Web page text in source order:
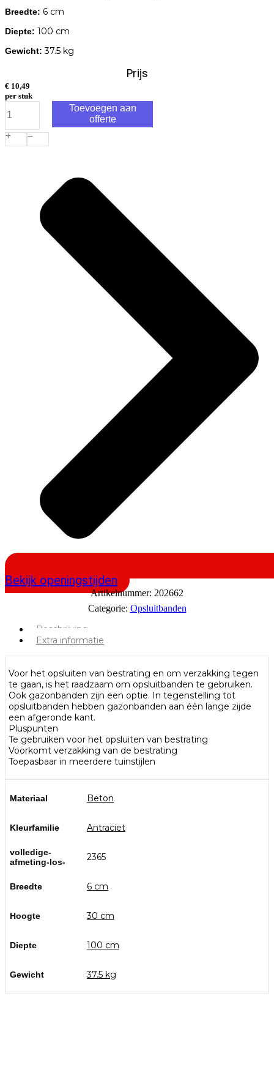
Breedte: 6 cm
Diepte: 100 cm
Gewicht: 37.5 kg
Prijs
€ 10,49
per stuk
6x30x100cm
Antraciet
aantal
Toevoegen aan
offerte
Bekijk openingstijden
Artikelnummer: 202662
Categorie: Opsluitbanden
Beschrijving
Extra informatie
Voor het opsluiten van bestrating en om verzakking tegen
te gaan, is het raadzaam om opsluitbanden te gebruiken.
Ook gazonbanden zijn een optie. In tegenstelling tot
opsluitbanden hebben gazonbanden aan één lange zijde
een afgeronde kant.
Pluspunten
Te gebruiken voor het opsluiten van bestrating
Voorkomt verzakking van de bestrating
Toepasbaar in meerdere tuinstijlen
Materiaal Beton
Kleurfamilie Antraciet
volledige-
afmeting-los-
2365
Breedte 6 cm
Hoogte 30 cm
Diepte 100 cm
Gewicht 37.5 kg